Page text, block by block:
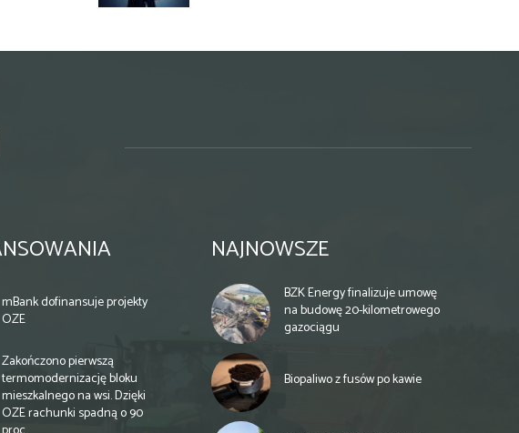
mBank dofinansuje projekty
OZE
Zakończono pierwszą
termomodernizację bloku
mieszkalnego na wsi. Dzięki
OZE rachunki spadną o 90
NAJNOWSZE
BZK Energy finalizuje umowę
na budowę 20-kilometrowego
gazociągu
Biopaliwo z fusów po kawie